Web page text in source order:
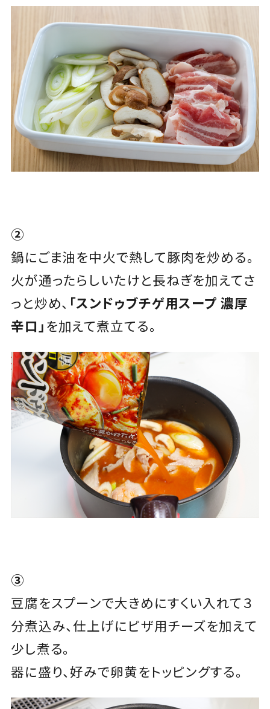
②
鍋にごま油を中火で熱して豚肉を炒める。
火が通ったらしいたけと長ねぎを加えてさ
っと炒め、 「スンドゥブチゲ用スープ 濃厚
辛口」を加えて煮立てる。
③
豆腐をスプーンで大きめにすくい入れて３
分煮込み、仕上げにピザ用チーズを加えて
少し煮る。
器に盛り、好みで卵黄をトッピングする。